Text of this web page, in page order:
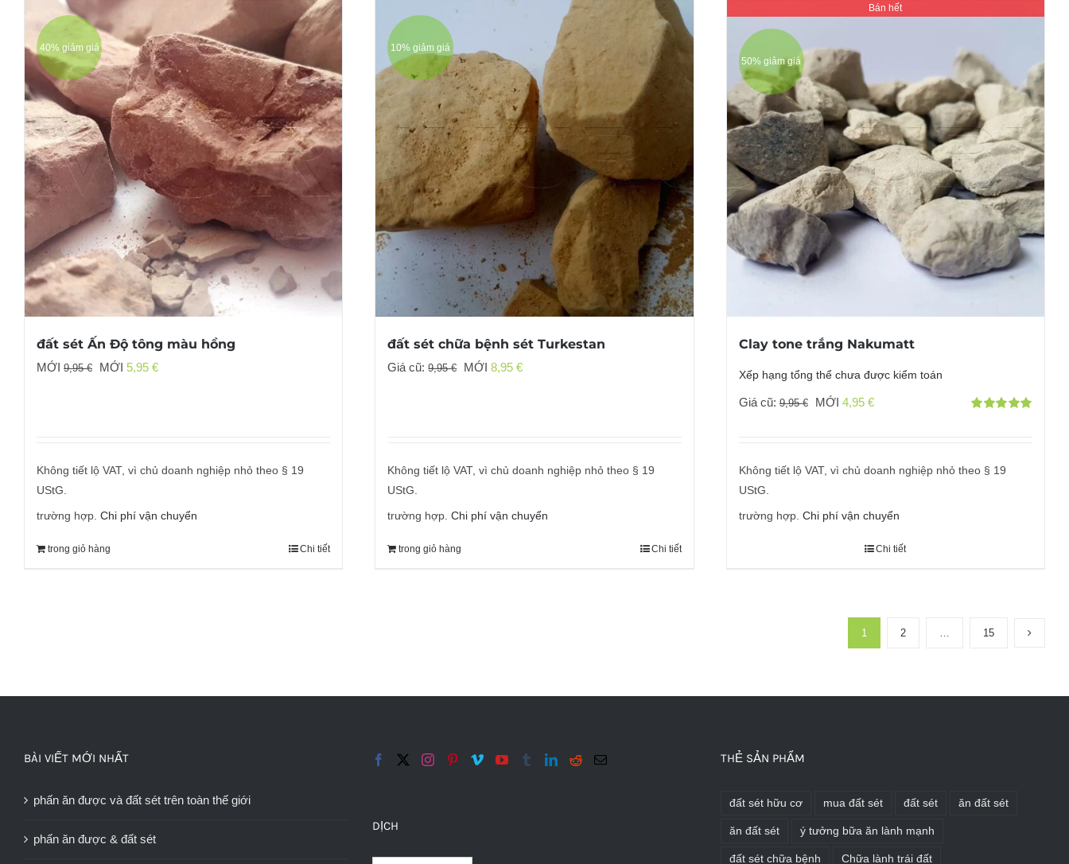
40% giảm giá
đất sét Ấn Độ tông màu hồng
MỚI 9,95€
Giá
MỚI 5,95 €Giá
Không tiết lộ VAT, vì chủ doanh nghiệp nhỏ theo § 19
UStG.
trường hợp. Chi phí vận chuyển
trong giỏ hàng Chi tiết
10% giảm giá
đất sét chữa bệnh sét Turkestan
Giá cũ: 9,95€
Giá
MỚI 8,95€Giá
Không tiết lộ VAT, vì chủ doanh nghiệp nhỏ theo § 19
UStG.
trường hợp.Chi phí vận chuyển
trong giỏ hàng Chi tiết
Bán hết
50% giảm giá
Clay tone trắng Nakumatt
Xếp hạng tổng thể chưa được kiểm toán
Giá cũ: 9,95€
Giá
9,95 €
MỚI 4,95 €Giá
là:
Không tiết lộ VAT, vì chủ doanh nghiệp nhỏ theo § 19
UStG.
trường hợp. Chi phí vận chuyển
Chi tiết
1 2 15
BÀI VIẾT MỚI NHẤT
phấn ăn được và đất sét trên toàn thế giới
phấn ăn được & đất sét
DỊCH
THẺ SẢN PHẨM
đất sét hữu cơ mua đất sét đất sét ăn đất sét
ăn đất sét ý tưởng bữa ăn lành mạnh
đất sét chữa bệnh Chữa lành trái đất